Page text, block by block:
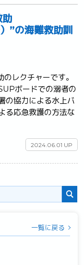
助
”の海難救助訓
レクチャーです。
ボードでの溺者の
の協力による水上バ
る応急救護の方法な
2024.06.01 UP
一覧に戻る